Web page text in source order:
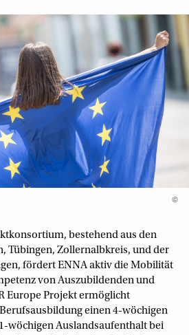
©
bestehend aus den
Tübingen, Zollernalbkreis, und der
fördert ENNA aktiv die Mobilität
von Auszubildenden und
Europe Projekt ermöglicht
einen 4-wöchigen
wöchigen Auslandsaufenthalt bei